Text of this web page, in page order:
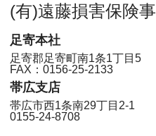
(有)遠藤損害保険
足寄本社
足寄郡足寄町南1条1丁目
FAX：0156-25-2133
帯広支店
帯広市西1条南29丁目2-1
0155-24-8708